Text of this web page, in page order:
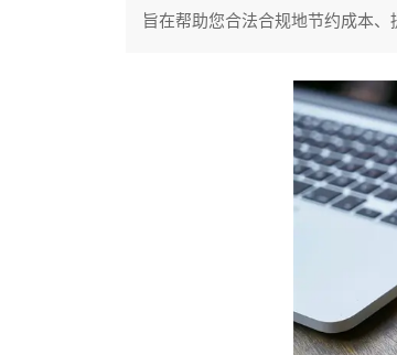
旨在帮助您合法合规地节约成本、